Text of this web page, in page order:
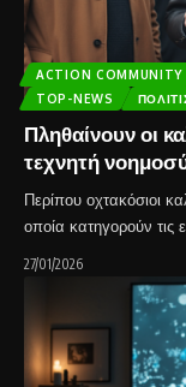
ACTION COMMUNITY
TOP-NEWS
Πληθαίνουν οι
τεχνητή
Περίπου οχτακόσιοι
οποία κατηγορούν τις
27/01/2026